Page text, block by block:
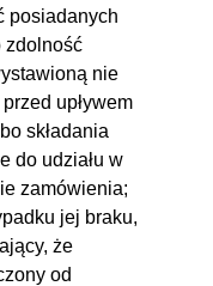
posiadanych
zdolność
nie
upływem
składania
do udziału w
zamówienia;
jej braku,
że
od